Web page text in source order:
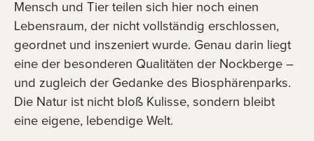
Mensch und Tier teilen sich hier noch einen
Lebensraum, der nicht vollständig erschlossen,
geordnet und inszeniert wurde. Genau darin liegt
eine der besonderen Qualitäten der Nockberge –
und zugleich der Gedanke des Biosphärenparks.
Die Natur ist nicht bloß Kulisse, sondern bleibt
eine eigene, lebendige Welt.